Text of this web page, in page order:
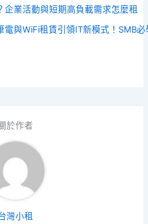
企業活動與短期高負載需求怎麼租
電與WiFi租賃引領IT新模式！SMB必
於作者
灣小租